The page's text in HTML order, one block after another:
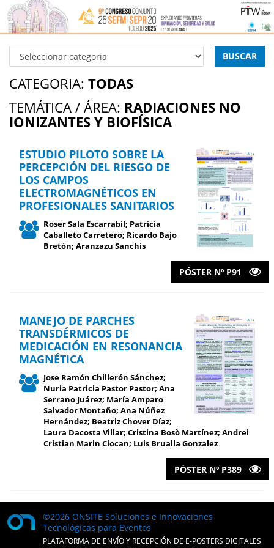
BUSCAR
CATEGORIA: TODAS
TEMÁTICA / ÁREA: RADIACIONES NO
IONIZANTES Y BIOFÍSICA
ESTUDIO PILOTO SOBRE LA
PERCEPCIÓN DEL RIESGO DE
LOS CAMPOS
ELECTROMAGNÉTICOS EN
PROFESIONALES SANITARIOS
Roser Sala Escarrabil; Patricia
Caballeto Carretero; Ricardo Bajo
Bretón; Aranzazu Sanchis
PÓSTER Nº P91
MANEJO DE PARCHES
TRANSDÉRMICOS DE
MEDICACIÓN EN RESONANCIA
MAGNÉTICA
Jose Ramón Chillerón Sánchez;
Nuria Patricia Pastor Pastor; Ana
Serrano Juárez; María Amparo
Salvador Montaño; Ana Núñez
Hernández; Beatriz Chover Díaz;
Laura Dacosta Villar; Cristina Bosò Martínez; Andrei
Cristian Marin Ciocan; Luis Brualla Gonzalez
PÓSTER Nº P389
©2026 ONSITE Soluciones e Innovaciones
Tecnológicas para Eventos
PLATAFORMA DE ENVÍO Y RECEPCIÓN DE E-POSTERS DIGITALES